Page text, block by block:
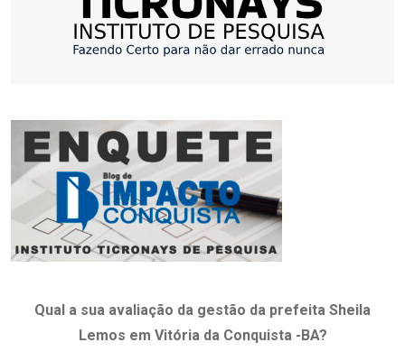
Qual a sua avaliação da gestão da prefeita Sheila
Lemos em Vitória da Conquista -BA?